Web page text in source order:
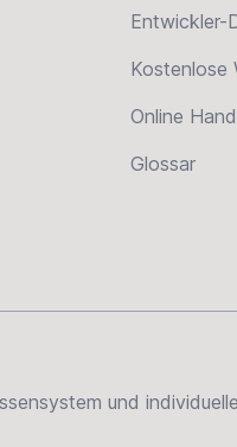
Entwickler-
Kostenlose
Online
Glossar
und